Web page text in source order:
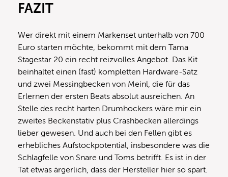
FAZIT
Wer direkt mit einem Markenset unterhalb von 700
Euro starten möchte, bekommt mit dem Tama
Stagestar 20 ein recht reizvolles Angebot. Das Kit
beinhaltet einen (fast) kompletten Hardware-Satz
und zwei Messingbecken von Meinl, die für das
Erlernen der ersten Beats absolut ausreichen. An
Stelle des recht harten Drumhockers wäre mir ein
zweites Beckenstativ plus Crashbecken allerdings
lieber gewesen. Und auch bei den Fellen gibt es
erhebliches Aufstockpotential, insbesondere was die
Schlagfelle von Snare und Toms betrifft. Es ist in der
Tat etwas ärgerlich, dass der Hersteller hier so spart.